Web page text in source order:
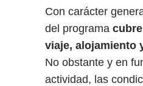
Con carácter
del programa
viaje, alojamiento
No obstante y en
actividad, las